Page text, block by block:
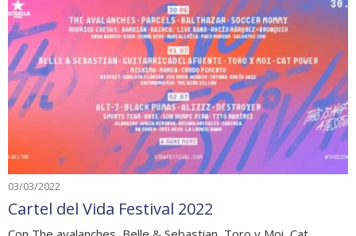
03/03/2022
Cartel del Vida Festival 2022